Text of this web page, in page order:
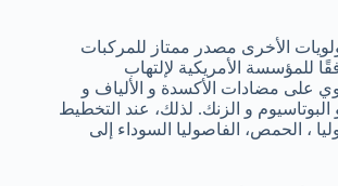
الأخرى مصدر ممتاز للمركبات
للمؤسسة الأمريكية لإلتهاب
على مضادات الأكسدة و الألياف و
البوتاسيوم و الزنك. لذلك، عند التخطيط
، الحمص، الفاصوليا السوداء إلى